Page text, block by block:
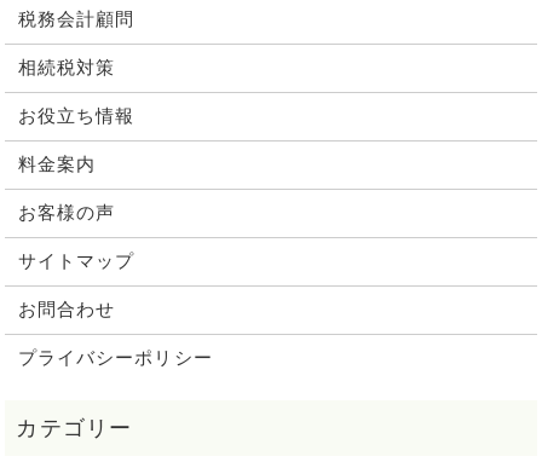
税務会計顧問
相続税対策
お役立ち情報
料金案内
お客様の声
サイトマップ
お問合わせ
プライバシーポリシー